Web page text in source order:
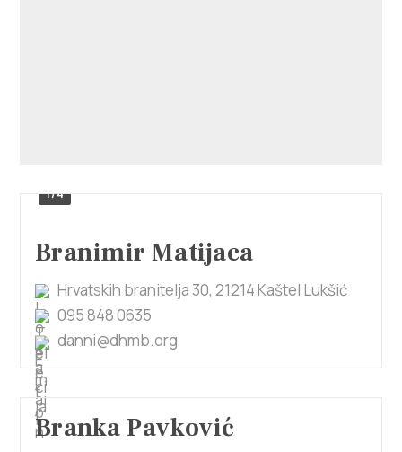
1/4
Branimir Matijaca
Hrvatskih branitelja 30, 21214 Kaštel Lukšić
095 848 0635
danni@dhmb.org
Branka Pavković